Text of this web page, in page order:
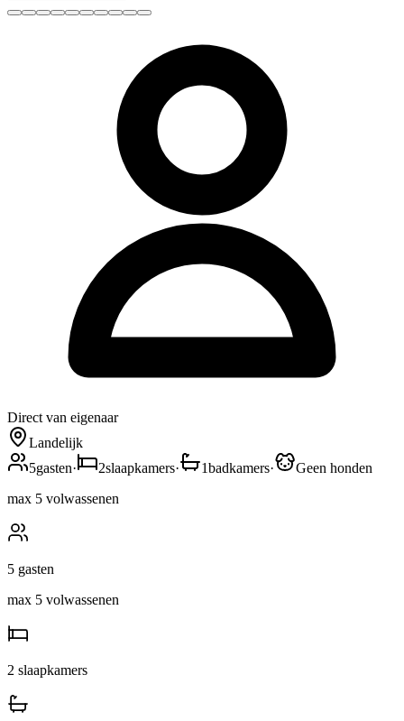
Direct van eigenaar
Landelijk
5gasten· 2slaapkamers· 1badkamers·
Geen honden
max 5 volwassenen
5 gasten
max 5 volwassenen
2 slaapkamers